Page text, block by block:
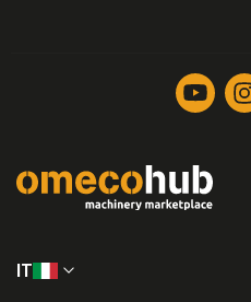
IT